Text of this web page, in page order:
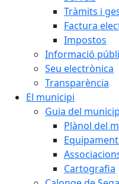
Tràmits i
Factura
Impostos
Informació
Seu electrònica
Transparència
El municipi
Guia del
Plànol del
Cartografia